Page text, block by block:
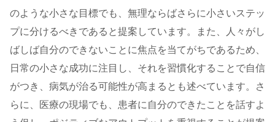
のような小さな目標でも、無理ならばさらに小さいステッ
プに分けるべきであると提案しています。また、人々がし
ばしば自分のできないことに焦点を当てがちであるため、
日常の小さな成功に注目し、それを習慣化することで自信
がつき、病気が治る可能性が高まるとも述べています。さ
らに、医療の現場でも、患者に自分のできたことを話すよ